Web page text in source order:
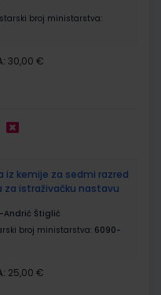
broj ministarstva:
30,00 €
iz kemije za sedmi razred
za istraživačku nastavu
Andrić Štiglić
broj ministarstva: 6090-
25,00 €